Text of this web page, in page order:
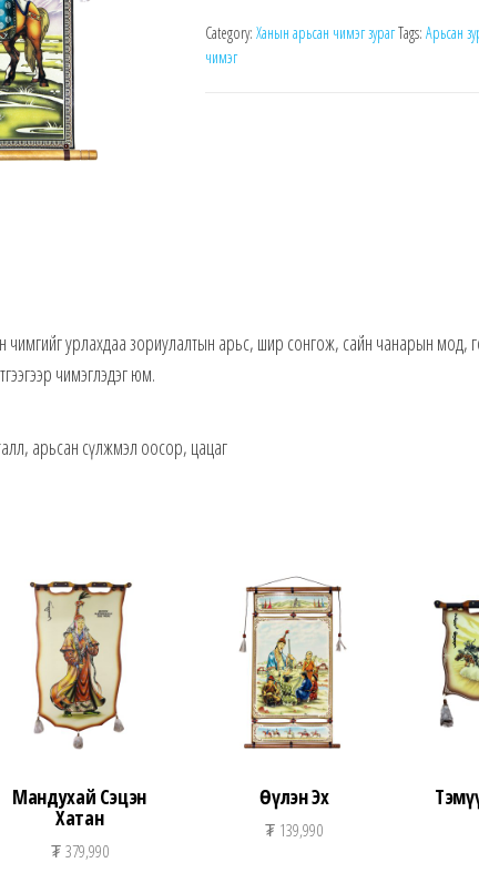
Category: Ханын арьсан чимэг зурагTags: Арьсан
чимэг
чимгийг урлахдаа зориулалтын арьс, шир сонгож, сайн чанарын мод,
чимэглэдэг юм.
арьсан сүлжмэл оосор, цацаг
Мандухай Сэцэн
Хатан
₮379,990
Өүлэн Эх
₮ 139,990